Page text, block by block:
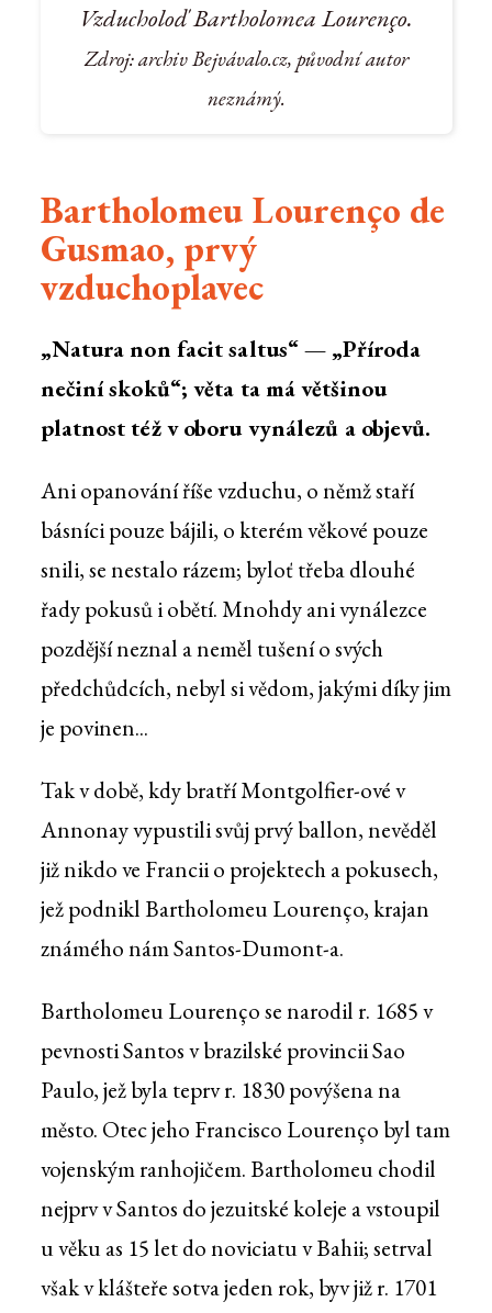
Vzducholoď Bartholomea Lourenço.
Zdroj: archiv Bejvávalo.cz, původní autor
neznámý.
Bartholomeu Lourenço de
Gusmao, prvý
vzduchoplavec
„Natura non facit saltus“ — „Příroda
nečiní skoků“; věta ta má většinou
platnost též v oboru vynálezů a objevů.
Ani opanování říše vzduchu, o němž staří
básníci pouze bájili, o kterém věkové pouze
snili, se nestalo rázem; byloť třeba dlouhé
řady pokusů i obětí. Mnohdy ani vynálezce
pozdější neznal a neměl tušení o svých
předchůdcích, nebyl si vědom, jakými díky jim
je povinen...
Tak v době, kdy bratří Montgolfier-ové v
Annonay vypustili svůj prvý ballon, nevěděl
již nikdo ve Francii o projektech a pokusech,
jež podnikl Bartholomeu Lourenço, krajan
známého nám Santos-Dumont-a.
Bartholomeu Lourenço se narodil r. 1685 v
pevnosti Santos v brazilské provincii Sao
Paulo, jež byla teprv r. 1830 povýšena na
město. Otec jeho Francisco Lourenço byl tam
vojenským ranhojičem. Bartholomeu chodil
nejprv v Santos do jezuitské koleje a vstoupil
u věku as 15 let do noviciatu v Bahii; setrval
však v klášteře sotva jeden rok, byv již r. 1701